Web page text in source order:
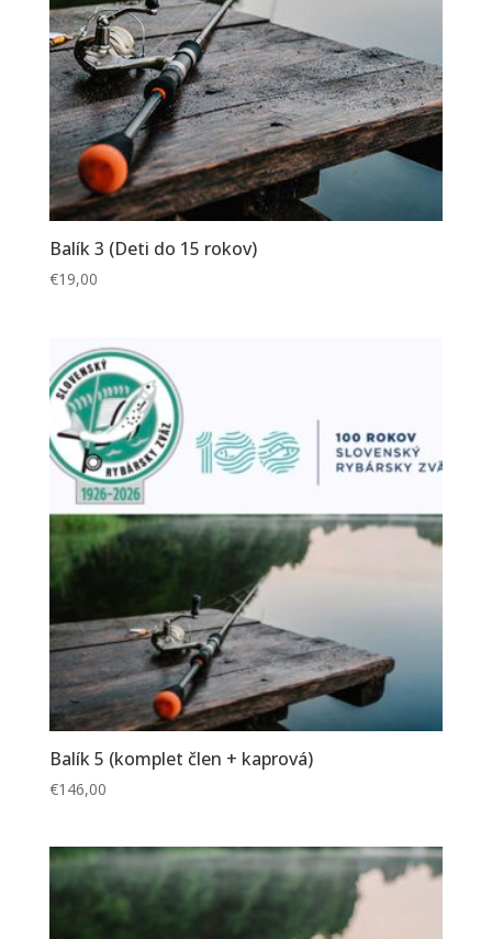
Balík 3 (Deti do 15 rokov)
€19,00
Balík 5 (komplet člen + kaprová)
€146,00